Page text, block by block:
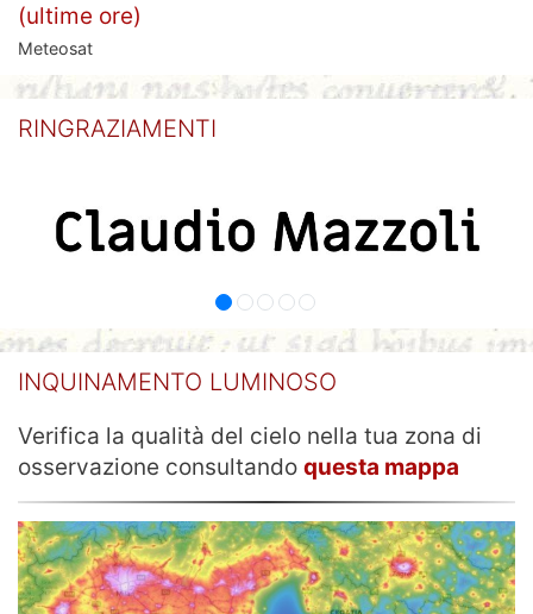
(ultime ore)
Meteosat
RINGRAZIAMENTI
INQUINAMENTO LUMINOSO
Verifica la qualità del cielo nella tua zona di
osservazione consultando questa mappa